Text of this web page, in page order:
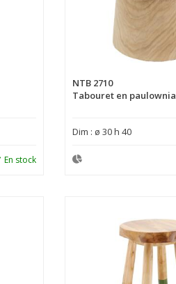
En stock
NTB 2710
Tabouret en paulownia
Dim : ø 30 h 40